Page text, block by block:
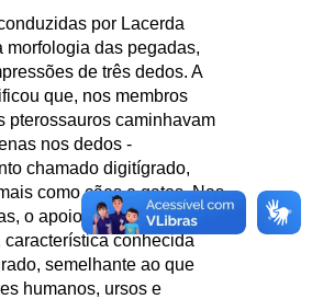
por Lacerda
morfologia das pegadas,
de três dedos. A
que, nos membros
pterossauros caminhavam
nos dedos -
chamado digitígrado,
como cães e gatos. Nas
o apoio era feito com toda
característica conhecida
semelhante ao que
humanos, ursos e